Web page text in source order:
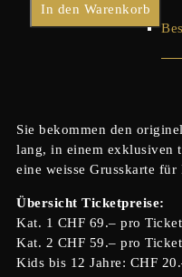
In den Warenkorb
Sie bekommen den
lang, in einem exklusiven
eine weisse Grusskarte
Übersicht Ticketpreise:
Kat. 1 CHF 69.– pro Ticket
Kat. 2 CHF 59.– pro Ticket
Kids bis 12 Jahre: CHF